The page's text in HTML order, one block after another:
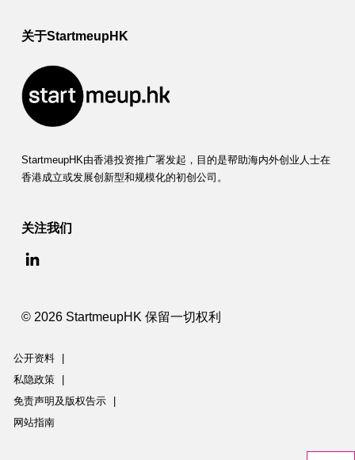
关于StartmeupHK
StartmeupHK由香港投资推广署发起，目的是帮助海内外创业人士在
香港成立或发展创新型和规模化的初创公司。
关注我们
© 2026 StartmeupHK 保留一切权利
公开资料
私隐政策
免责声明及版权告示
网站指南